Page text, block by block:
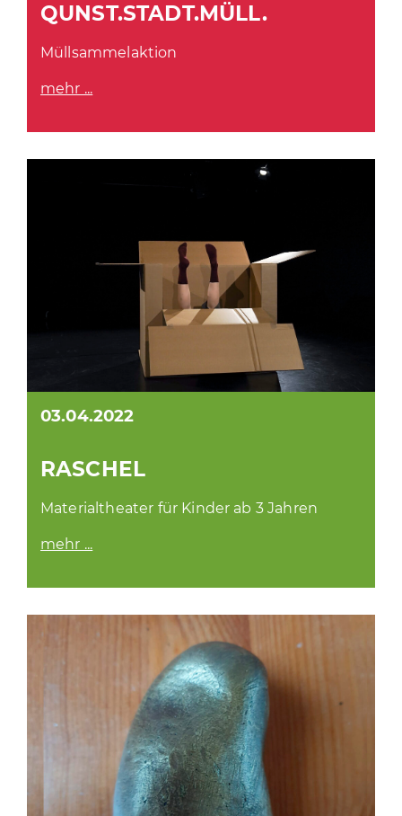
QUNST.STADT.MÜLL.
Müllsammelaktion
mehr ...
03.04.2022
RASCHEL
Materialtheater für Kinder ab 3 Jahren
mehr ...